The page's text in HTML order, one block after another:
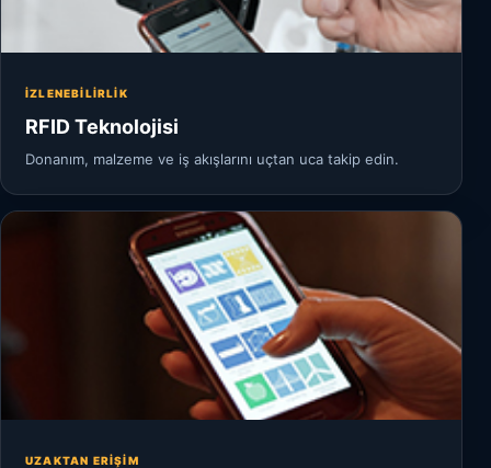
İZLENEBILIRLIK
RFID Teknolojisi
Donanım, malzeme ve iş akışlarını uçtan uca takip edin.
UZAKTAN ERIŞIM